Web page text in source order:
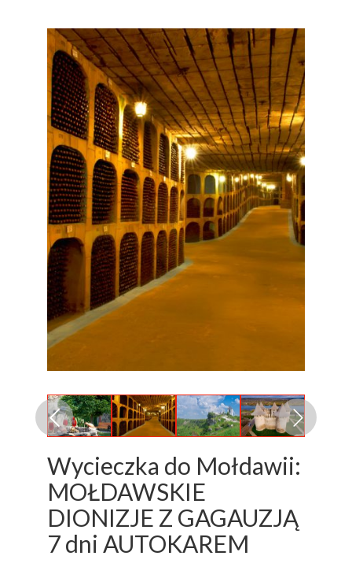
Wycieczka do Mołdawii:
MOŁDAWSKIE
DIONIZJE Z GAGAUZJĄ
7 dni AUTOKAREM